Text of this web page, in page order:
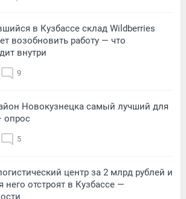
в Кузбассе склад Wildberries
возобновить работу — что
внутри
9
Новокузнецка самый лучший для
опрос
5
центр за 2 млрд рублей и
него отстроят в Кузбассе —